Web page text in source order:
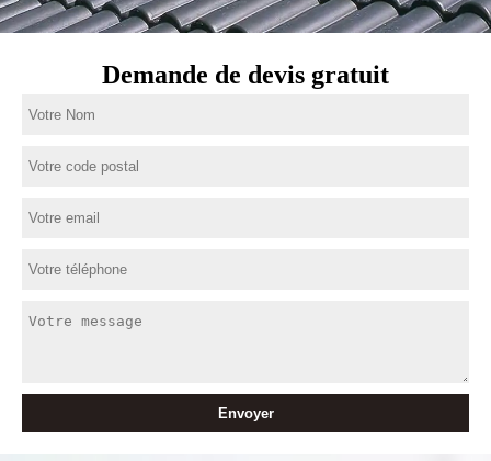
Demande de devis gratuit